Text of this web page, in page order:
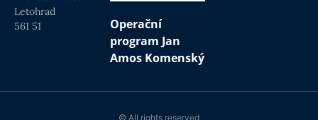
Letohrad
561 51
Operační
program Jan
Amos Komenský
© All rights reserved